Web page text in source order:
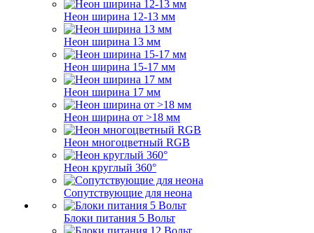
Неон ширина 12-13 мм
Неон ширина 13 мм
Неон ширина 15-17 мм
Неон ширина 17 мм
Неон ширина от >18 мм
Неон многоцветный RGB
Неон круглый 360°
Сопутствующие для неона
Блоки питания 5 Вольт